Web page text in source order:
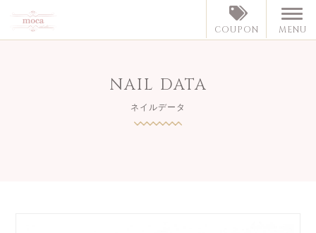
COUPON MENU
NAIL DATA
ネイルデータ